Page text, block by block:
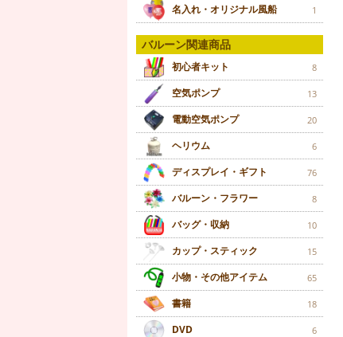
名入れ・オリジナル風船 1
バルーン関連商品
初心者キット 8
空気ポンプ 13
電動空気ポンプ 20
ヘリウム 6
ディスプレイ・ギフト 76
バルーン・フラワー 8
バッグ・収納 10
カップ・スティック 15
小物・その他アイテム 65
書籍 18
DVD 6